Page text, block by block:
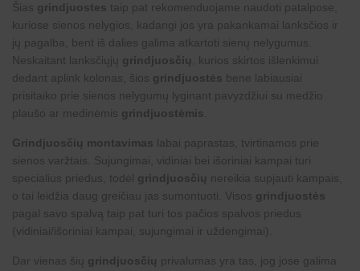
Šias grindjuostes taip pat rekomenduojame naudoti patalpose,
kuriose sienos nelygios, kadangi jos yra pakankamai lanksčios ir
jų pagalba, bent iš dalies galima atkartoti sienų nelygumus.
Neskaitant lanksčiųjų grindjuosčių
, kurios skirtos išlenkimui
dedant aplink kolonas, šios grindjuostės bene labiausiai
prisitaiko prie sienos nelygumų lyginant pavyzdžiui su medžio
plaušo ar medinėmis grindjuostėmis
Grindjuosčių montavimas labai paprastas, tvirtinamos prie
sienos varžtais. Sujungimai, vidiniai bei išoriniai kampai turi
specialius priedus, todėl grindjuosčių nereikia supjauti kampais,
o tai leidžia daug greičiau jas sumontuoti. Visos grindjuostės
pagal savo spalvą taip pat turi tos pačios spalvos priedus
(vidiniai/išoriniai kampai, sujungimai ir uždengimai).
Dar vienas šių grindjuosčių privalumas yra tas, jog jose galima